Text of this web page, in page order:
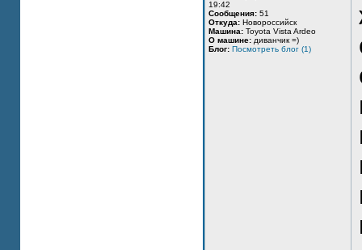
19:42
Сообщения: 51
Откуда: Новороссийск
Машина: Toyota Vista Ardeo
О машине: диванчик =)
Блог: Посмотреть блог (1)